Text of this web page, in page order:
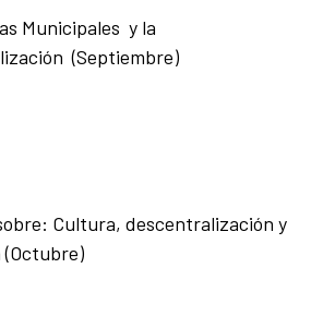
Municipales y la
(Septiembre)
Cultura, descentralización y